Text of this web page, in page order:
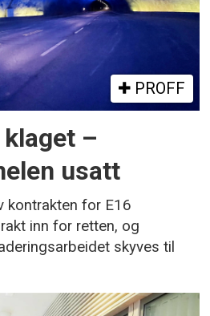
PROFF
–
usatt
kontrakten for E16
inn for retten, og
skyves til